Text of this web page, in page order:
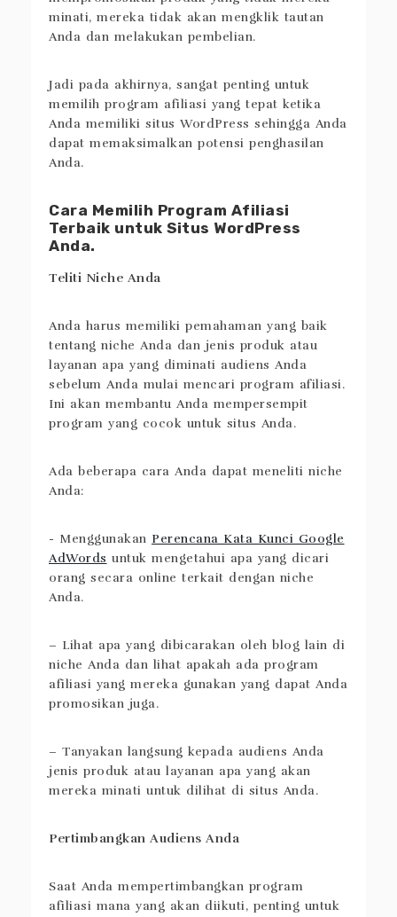
minati, mereka tidak akan mengklik tautan
Anda dan melakukan pembelian.
Jadi pada akhirnya, sangat penting untuk
memilih program afiliasi yang tepat ketika
Anda memiliki situs WordPress sehingga Anda
dapat memaksimalkan potensi penghasilan
Anda.
Cara Memilih Program Afiliasi
Terbaik untuk Situs WordPress
Anda.
Teliti Niche Anda
Anda harus memiliki pemahaman yang baik
tentang niche Anda dan jenis produk atau
layanan apa yang diminati audiens Anda
sebelum Anda mulai mencari program afiliasi.
Ini akan membantu Anda mempersempit
program yang cocok untuk situs Anda.
Ada beberapa cara Anda dapat meneliti niche
Anda:
- Menggunakan Perencana Kata Kunci Google
AdWords untuk mengetahui apa yang dicari
orang secara online terkait dengan niche
Anda.
– Lihat apa yang dibicarakan oleh blog lain di
niche Anda dan lihat apakah ada program
afiliasi yang mereka gunakan yang dapat Anda
promosikan juga.
– Tanyakan langsung kepada audiens Anda
jenis produk atau layanan apa yang akan
mereka minati untuk dilihat di situs Anda.
Pertimbangkan Audiens Anda
Saat Anda mempertimbangkan program
afiliasi mana yang akan diikuti, penting untuk